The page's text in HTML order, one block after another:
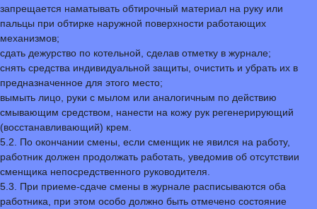
запрещается наматывать обтирочный материал на руку или
пальцы при обтирке наружной поверхности работающих
механизмов;
сдать дежурство по котельной, сделав отметку в журнале;
снять средства индивидуальной защиты, очистить и убрать их в
предназначенное для этого место;
вымыть лицо, руки с мылом или аналогичным по действию
смывающим средством, нанести на кожу рук регенерирующий
(восстанавливающий) крем.
5.2. По окончании смены, если сменщик не явился на работу,
работник должен продолжать работать, уведомив об отсутствии
сменщика непосредственного руководителя.
5.3. При приеме-сдаче смены в журнале расписываются оба
работника, при этом особо должно быть отмечено состояние